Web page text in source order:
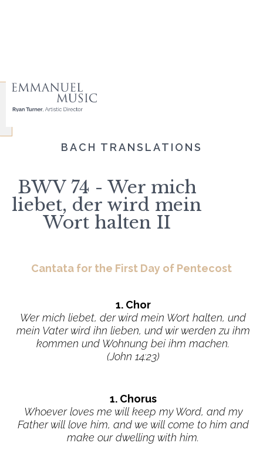
BACH TRANSLATIONS
BWV 74 - Wer mich
liebet, der wird mein
Wort halten II
Cantata for the First Day of Pentecost
1. Chor
Wer mich liebet, der wird mein Wort halten, und
mein Vater wird ihn lieben, und wir werden zu ihm
kommen und Wohnung bei ihm machen.
(John 14:23)
1. Chorus
Whoever loves me will keep my Word, and my
Father will love him, and we will come to him and
make our dwelling with him.